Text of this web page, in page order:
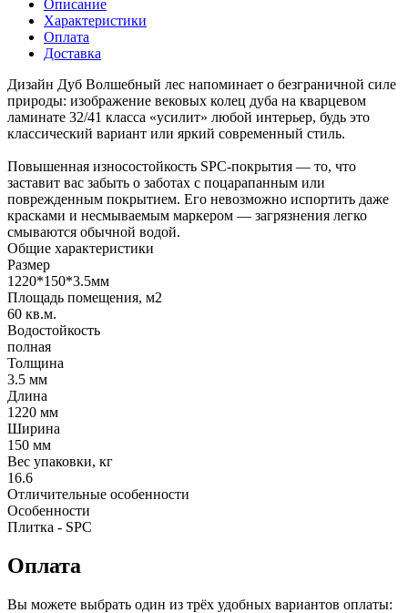
Описание
Характеристики
Оплата
Доставка
Дизайн Дуб Волшебный лес напоминает о безграничной силе
природы: изображение вековых колец дуба на кварцевом
ламинате 32/41 класса «усилит» любой интерьер, будь это
классический вариант или яркий современный стиль.
Повышенная износостойкость SPC-покрытия — то, что
заставит вас забыть о заботах с поцарапанным или
поврежденным покрытием. Его невозможно испортить даже
красками и несмываемым маркером — загрязнения легко
смываются обычной водой.
Общие характеристики
Размер
1220*150*3.5мм
Площадь помещения, м2
60 кв.м.
Водостойкость
полная
Толщина
3.5 мм
Длина
1220 мм
Ширина
150 мм
Вес упаковки, кг
16.6
Отличительные особенности
Особенности
Плитка - SPC
Оплата
Вы можете выбрать один из трёх удобных вариантов оплаты: